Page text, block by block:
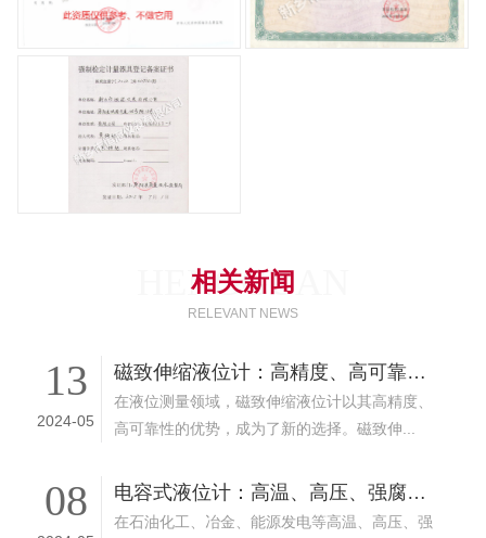
相关新闻
HENGGUAN
RELEVANT NEWS
13
2024-05
磁致伸缩液位计：高精度、高可靠性的液位测量新选择
在液位测量领域，磁致伸缩液位计以其高精度、
高可靠性的优势，成为了新的选择。磁致伸...
08 电容式液位计：高温、高压、强腐蚀环境下的可靠选择
在石油化工、冶金、能源发电等高温、高压、强